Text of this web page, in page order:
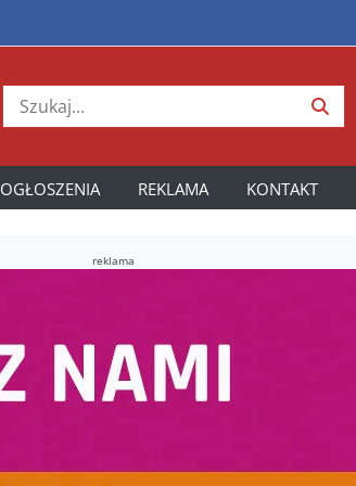
OGŁOSZENIA REKLAMA KONTAKT
reklama